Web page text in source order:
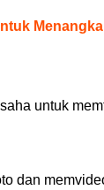
untuk
dan